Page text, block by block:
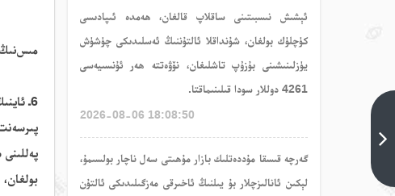
مىسنىڭ
6ـ
ئېشىش نىسبىتىنى ساقلاپ قالغان، ھەمدە ئىپادىسى
كۈچلۈك بولغان، شۇنداقلا ئالتۇننىڭ ئەسلىدىكى چۈشۈش
يۈزلىنىشىنى بۇزۇپ تاشلىغان، نۆۋەتتە ھەر ئۇنسىيەسى
4261 دوللار سودا قىلىنىماقتا.
2026-08-06 18:08:50
گەرچە قىسقا مۇددەتلىك بازار مۇھىتى سەل ناچار بولسىمۇ،
لېكىن ئانالىزچلار بۇ يىلنىڭ ئاخىرقى مەزگىلىدىكى ئالتۇن